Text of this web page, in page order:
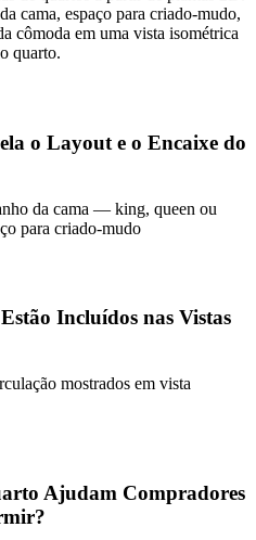
cama, espaço para criado-mudo,
cômoda em uma vista isométrica
quarto.
o Layout e o Encaixe do
da cama — king, queen ou
para criado-mudo
Incluídos nas Vistas
mostrados em vista
Ajudam Compradores